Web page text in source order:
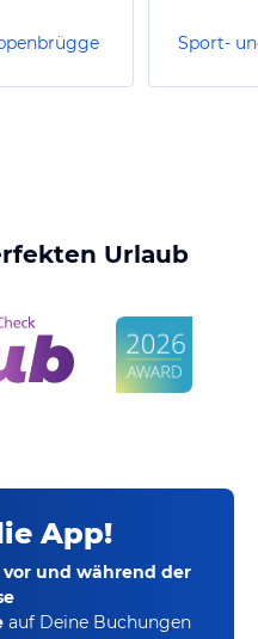
Urlaub
App!
und während der
auf Deine Buchungen